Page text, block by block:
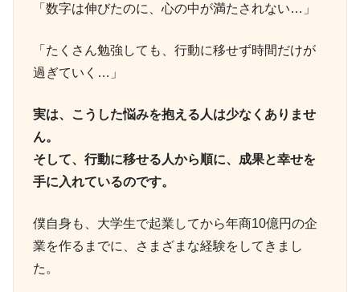
「数字は伸びたのに、心の中が満たされない…」
「たくさん勉強しても、行動に移せず時間だけが
過ぎていく…」
実は、こうした悩みを抱える人は少なくありませ
ん。
そして、行動に移せる人から順に、成果と幸せを
手に入れているのです。
僕自身も、大学生で起業してから年商10億円の企
業を作るまでに、さまざまな経験をしてきまし
た。